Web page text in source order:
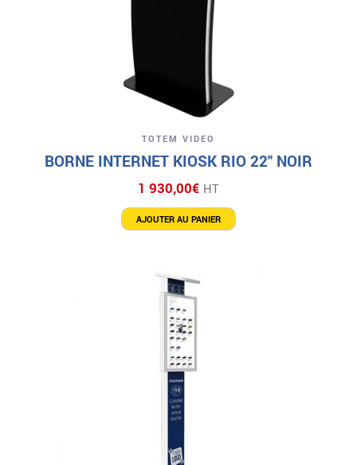
TOTEM VIDEO
BORNE INTERNET KIOSK RIO 22″ NOIR
1 930,00€ HT
AJOUTER AU PANIER